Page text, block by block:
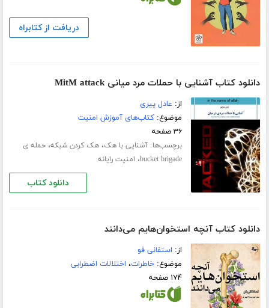
دریافت از کتابراه
دانلود کتاب آشنایی با حملات مرد میانی MitM attack
از: عادل پیری
موضوع:کتاب‌های آموزش امنیت
۳۶ صفحه
برچسب‌ها:آشنایی با هک،هک کردن شبکه،حمله ی
bucket brigade، امنیت رایانه
دانلود کتاب
دانلود کتاب آنچه استخوان‌هایم می‌دانند
از: استفانی فو
موضوع:خاطرات، اختلالات اضطرابی
۱۷۴ صفحه